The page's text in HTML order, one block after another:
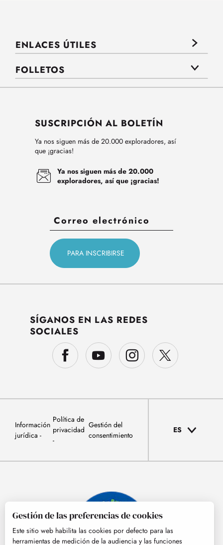
ENLACES ÚTILES
FOLLETOS
SUSCRIPCIÓN AL BOLETÍN
Ya nos siguen más de 20.000 exploradores, así
que ¡gracias!
Ya nos siguen más de 20.000
exploradores, así que ¡gracias!
SÍGANOS EN LAS REDES
SOCIALES
Información
jurídica
Política de
privacidad
Gestión del
consentimiento
ES
Gestión de las preferencias de cookies
Este sitio web habilita las cookies por defecto para las
herramientas de medición de la audiencia y las funciones